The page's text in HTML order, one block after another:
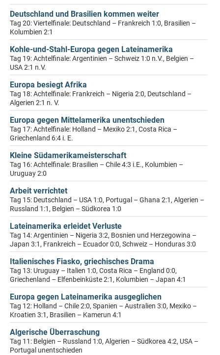
Deutschland und Brasilien kommen weiter
Tag 20: Viertelfinale: Deutschland – Frankreich 1:0, Brasilien –
Kolumbien 2:1
Kohle-und-Stahl-Europa gegen Lateinamerika
Tag 19: Achtelfinale: Argentinien – Schweiz 1:0 n.V., Belgien –
USA 2:1 n.V.
Europa besiegt Afrika
Tag 18: Achtelfinale: Frankreich – Nigeria 2:0, Deutschland –
Algerien 2:1 n. V.
Europa gegen Mittelamerika unentschieden
Tag 17: Achtelfinale: Holland – Mexiko 2:1, Costa Rica –
Griechenland 6:4 i. E.
Kleine Südamerikameisterschaft
Tag 16: Achtelfinale: Brasilien – Chile 4:3 i.E., Kolumbien –
Uruguay 2:0
Arbeit verrichtet
Tag 15: Deutschland – USA 1:0, Portugal – Ghana 2:1, Algerien –
Russland 1:1, Belgien – Südkorea 1:0
Lateinamerika erleidet Verluste
Tag 14: Argentinien – Nigeria 3:2, Bosnien und Herzegowina –
Japan 3:1, Frankreich – Ecuador 0:0, Schweiz – Honduras 3:0
Italienisches Fiasko, griechisches Drama
Tag 13: Uruguay – Italien 1:0, Costa Rica – England 0:0,
Griechenland – Elfenbeinküste 2:1, Kolumbien – Japan 4:1
Europa gegen Lateinamerika ausgeglichen
Tag 12: Holland – Chile 2:0, Spanien – Australien 3:0, Mexiko –
Kroatien 3:1, Brasilien – Kamerun 4:1
Algerische Überraschung
Tag 11: Belgien – Russland 1:0, Algerien – Südkorea 4:2, USA –
Portugal unentschieden